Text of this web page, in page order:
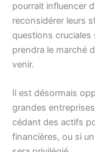
pourrait influencer
reconsidérer leurs
questions cruciales
prendra le marché
venir.
Il est désormais
grandes
cédant des actifs
financières, ou si